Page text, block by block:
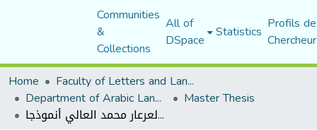
Communities
&
Collections
All of
DSpace Statistics Profils
Home
Faculty of Letters and Languages
Department of Arabic Language and Literature Master Thesis
الثورة في الرواية الجزائرية - رواية (ما لا تذروه الرياح) لعرعار محمد العالي أنموذجا -